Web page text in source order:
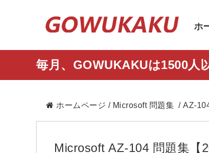
ホ
毎月、GOWUKAKUは1500人
ホームページ / Microsoft 問題集 / AZ-
Microsoft AZ-104 問題集【